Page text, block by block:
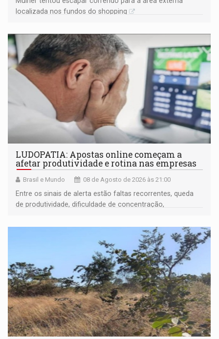
localizada nos fundos do shopping
LUDOPATIA: Apostas online começam a
afetar produtividade e rotina nas empresas
Brasil e Mundo 08 de Agosto de 2026 às 21:00
Entre os sinais de alerta estão faltas recorrentes, queda
de produtividade, dificuldade de concentração,